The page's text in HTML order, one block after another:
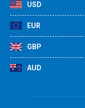
USD
EUR
GBP
AUD